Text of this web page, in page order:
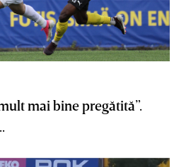
mai bine pregătită”.